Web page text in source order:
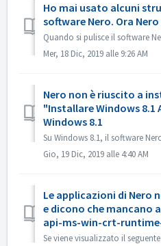
Ho mai usato alcuni
software Nero. Ora
Mer, 18 Dic, 2019 alle 9:26 AM
Nero non è riuscito a
"Installare Windows 8.1
Windows 8.1
Gio, 19 Dic, 2019 alle 4:40 AM
Le applicazioni di Nero
e dicono che mancano
api-ms-win-crt-